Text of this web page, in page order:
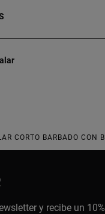
DE PLATA 925
CORTO BARBADO CON
y recibe un